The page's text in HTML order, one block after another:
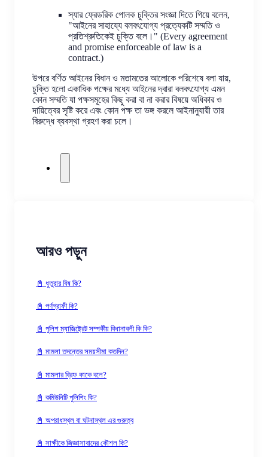
স্যার ফ্রেডরিক পোলক চুক্তির সংজ্ঞা দিতে গিয়ে বলেন,
"আইনের সাহায্যে বলবৎযোগ্য প্রত্যেকটি সম্মতি ও
প্রতিশ্রুতিকেই চুক্তি বলে।" (Every agreement
and promise enforceable of law is a
contract.)
উপরে বর্ণিত আইনের বিধান ও মতামতের আলোকে পরিশেষে বলা যায়,
চুক্তি হলো একাধিক পক্ষের মধ্যে আইনের দ্বারা বলবৎযোগ্য এমন
কোন সম্মতি যা পক্ষসমূহের কিছু করা বা না করার বিষয়ে অধিকার ও
দায়িত্বের সৃষ্টি করে এবং কোন পক্ষ তা ভঙ্গ করলে আইনানুযায়ী তার
বিরুদ্ধে ব্যবস্থা গ্রহণ করা চলে।
আরও পড়ুন
📓 ধুতুরার বিষ কি?
📓 পর্ণগ্রাফী কি?
📓 পুলিশ ম্যাজিষ্ট্রেট সম্পর্কীয় বিধানাবলী কি কি?
📓 মামলা তদন্তের সময়সীমা কতদিন?
📓 মামলার ব্রিফ কাকে বলে?
📓 কমিউনিটি পুলিশিং কি?
📓 অপরাধস্থল বা ঘটনাস্থল এর গুরুত্ব
📓 সাক্ষীকে জিজ্ঞাসাবাদের কৌশল কি?